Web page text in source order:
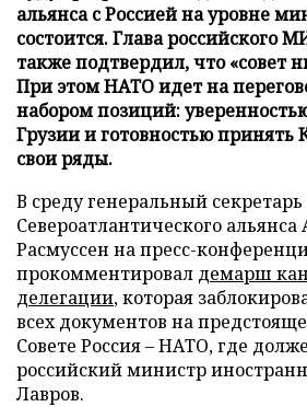
альянса с Россией на уровне
состоится. Глава российского
также подтвердил, что «совет
При этом НАТО идет на
набором позиций:
Грузии и готовностью принять
свои ряды.
В среду генеральный секретарь
Североатлантического
Расмуссен на пресс-
прокомментировал демарш
делегации, которая
всех документов на
Совете Россия – НАТО, где
российский министр
Лавров.